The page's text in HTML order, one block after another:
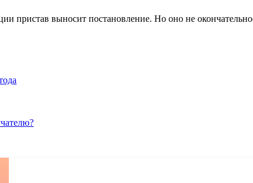
пристав выносит постановление. Но оно не